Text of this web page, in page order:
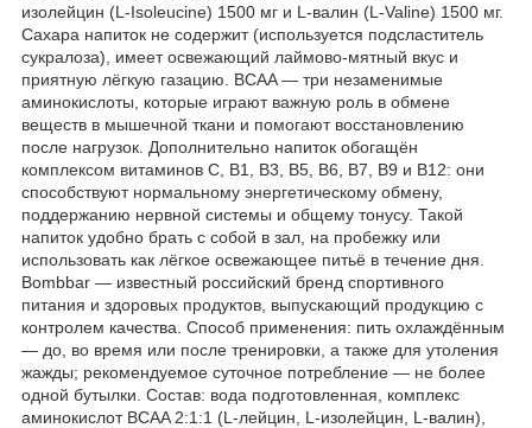
изолейцин (L-Isoleucine) 1500 мг и L-валин (L-Valine) 1500 мг.
Сахара напиток не содержит (используется подсластитель
сукралоза), имеет освежающий лаймово-мятный вкус и
приятную лёгкую газацию. BCAA — три незаменимые
аминокислоты, которые играют важную роль в обмене
веществ в мышечной ткани и помогают восстановлению
после нагрузок. Дополнительно напиток обогащён
комплексом витаминов C, B1, B3, B5, B6, B7, B9 и B12: они
способствуют нормальному энергетическому обмену,
поддержанию нервной системы и общему тонусу. Такой
напиток удобно брать с собой в зал, на пробежку или
использовать как лёгкое освежающее питьё в течение дня.
Bombbar — известный российский бренд спортивного
питания и здоровых продуктов, выпускающий продукцию с
контролем качества. Способ применения: пить охлаждённым
— до, во время или после тренировки, а также для утоления
жажды; рекомендуемое суточное потребление — не более
одной бутылки. Состав: вода подготовленная, комплекс
аминокислот BCAA 2:1:1 (L-лейцин, L-изолейцин, L-валин),